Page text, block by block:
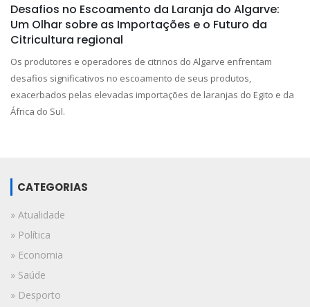
Desafios no Escoamento da Laranja do Algarve:
Um Olhar sobre as Importações e o Futuro da
Citricultura regional
Os produtores e operadores de citrinos do Algarve enfrentam
desafios significativos no escoamento de seus produtos,
exacerbados pelas elevadas importações de laranjas do Egito e da
África do Sul.
CATEGORIAS
» Atualidade
» Política
» Economia
» Saúde
» Desporto